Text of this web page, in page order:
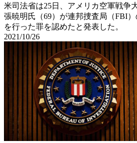
米司法省は25日、アメリカ空軍戦争
張暁明氏（69）が連邦捜査局（FBI
を行った罪を認めたと発表した。
2021/10/26